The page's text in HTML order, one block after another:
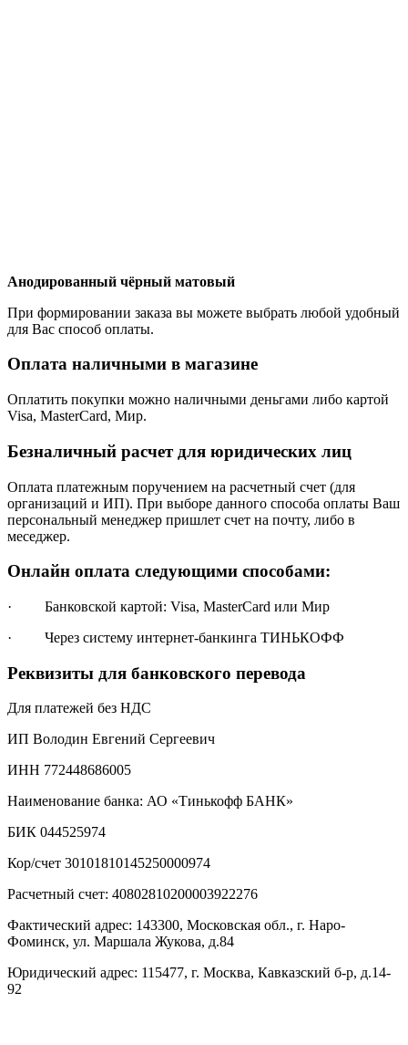
Анодированный чёрный матовый
При формировании заказа вы можете выбрать любой удобный
для Вас способ оплаты.
Оплата наличными в магазине
Оплатить покупки можно наличными деньгами либо картой
Visa, MasterCard, Мир.
Безналичный расчет для юридических лиц
Оплата платежным поручением на расчетный счет (для
организаций и ИП). При выборе данного способа оплаты Ваш
персональный менеджер пришлет счет на почту, либо в
меседжер.
Онлайн оплата следующими способами:
· Банковской картой: Visa, MasterCard или Мир
· Через систему интернет-банкинга ТИНЬКОФФ
Реквизиты для банковского перевода
Для платежей без НДС
ИП Володин Евгений Сергеевич
ИНН 772448686005
Наименование банка: АО «Тинькофф БАНК»
БИК 044525974
Кор/счет 30101810145250000974
Расчетный счет: 40802810200003922276
Фактический адрес: 143300, Московская обл., г. Наро-
Фоминск, ул. Маршала Жукова, д.84
Юридический адрес: 115477, г. Москва, Кавказский б-р, д.14-
92